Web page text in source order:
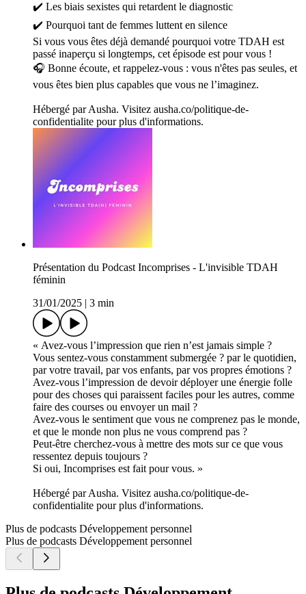
✔️ Les biais sexistes qui retardent le diagnostic
✔️ Pourquoi tant de femmes luttent en silence
Si vous vous êtes déjà demandé pourquoi votre TDAH est
passé inaperçu si longtemps, cet épisode est pour vous !
🎧 Bonne écoute, et rappelez-vous : vous n'êtes pas seules, et
vous êtes bien plus capables que vous ne l’imaginez.
Hébergé par Ausha. Visitez ausha.co/politique-de-
confidentialite pour plus d'informations.
Présentation du Podcast Incomprises - L'invisible TDAH
féminin
31/01/2025
3 min
« Avez-vous l’impression que rien n’est jamais simple ?
Vous sentez-vous constamment submergée ? par le quotidien,
par votre travail, par vos enfants, par vos propres émotions ?
Avez-vous l’impression de devoir déployer une énergie folle
pour des choses qui paraissent faciles pour les autres, comme
faire des courses ou envoyer un mail ?
Avez-vous le sentiment que vous ne comprenez pas le monde,
et que le monde non plus ne vous comprend pas ?
Peut-être cherchez-vous à mettre des mots sur ce que vous
ressentez depuis toujours ?
Si oui, Incomprises est fait pour vous. »
Hébergé par Ausha. Visitez ausha.co/politique-de-
confidentialite pour plus d'informations.
Plus de podcasts Développement personnel
Plus de podcasts Développement personnel